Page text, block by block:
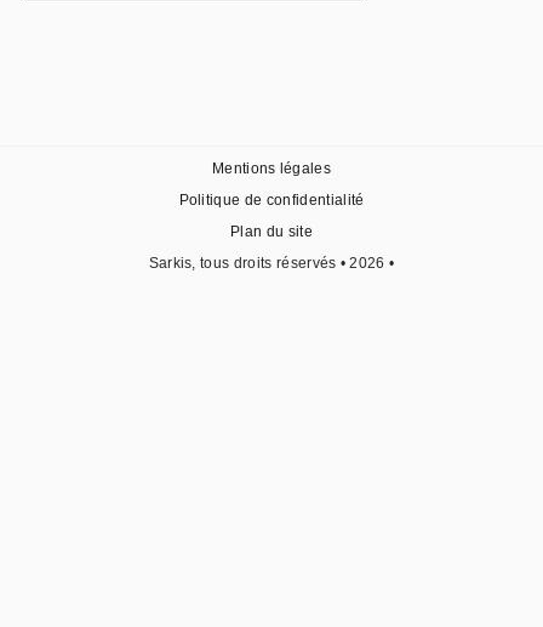
Sarkis, tous droits réservés • 2026 •
Mentions légales
Politique de confidentialité
Plan du site